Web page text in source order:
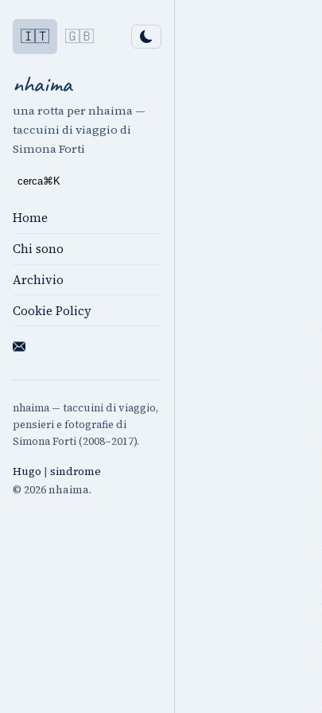
🇮🇹 🇬🇧
nhaima
una rotta per nhaima —
taccuini di viaggio di
Simona Forti
cerca⌘ K
Home
Chi sono
Archivio
Cookie Policy
nhaima — taccuini di viaggio,
pensieri e fotografie di
Simona Forti (2008–2017).
Hugo | sindrome
© 2026 nhaima.